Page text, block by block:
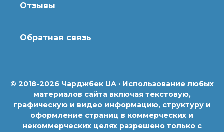
Отзывы
Обратная связь
© 2018-2026 Чарджбек UA · Использование любых
материалов сайта включая текстовую,
графическую и видео информацию, структуру и
оформление страниц в коммерческих и
некоммерческих целях разрешено только с